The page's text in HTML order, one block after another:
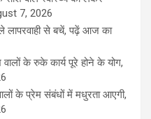
7, 2026
लापरवाही से बचें, पढ़ें आज का
के रुके कार्य पूरे होने के योग,
के प्रेम संबंधों में मधुरता आएगी,